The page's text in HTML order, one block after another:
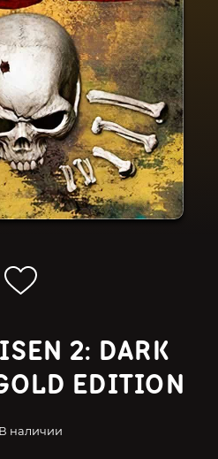
2: DARK
EDITION
В наличии